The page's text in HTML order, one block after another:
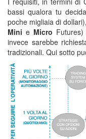
bassi qualora tu
poche migliaia di
Mini e Micro
invece sarebbe
tradizionali. Qui sotto